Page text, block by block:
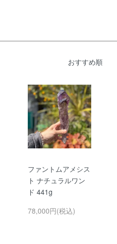
おすすめ順
ファントムアメシス
ト ナチュラルワン
ド 441g
78,000円(税込)